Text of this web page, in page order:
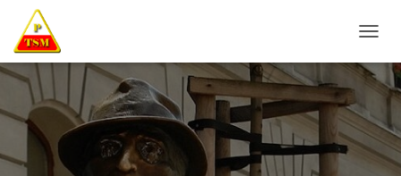
R
Z
Ą
C
Z